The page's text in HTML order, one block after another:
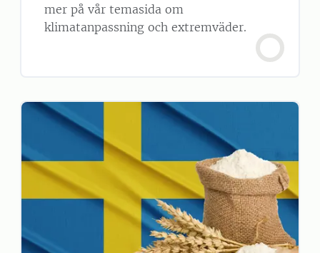
mer på vår temasida om
klimatanpassning och extremväder.